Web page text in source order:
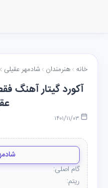
خانه هنرمندان شادمهر عقیلی
آکورد گیتار آهنگ
گام اصلی:
ریتم: